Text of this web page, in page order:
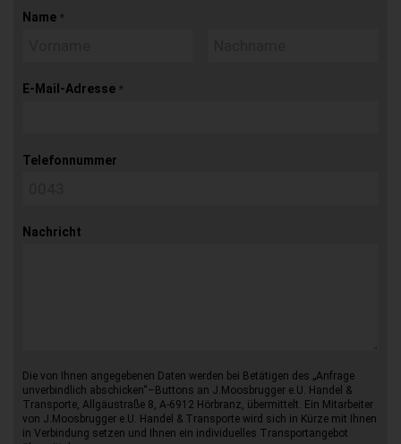
Name *
E-Mail-Adresse *
Telefonnummer
Nachricht
Die von Ihnen angegebenen Daten werden bei Betätigen des „Anfrage
unverbindlich abschicken“–Buttons an J.Moosbrugger e.U. Handel &
Transporte, Allgäustraße 8, A-6912 Hörbranz, übermittelt. Ein Mitarbeiter
von J.Moosbrugger e.U. Handel & Transporte wird sich in Kürze mit Ihnen
in Verbindung setzen und Ihnen ein individuelles Transportangebot